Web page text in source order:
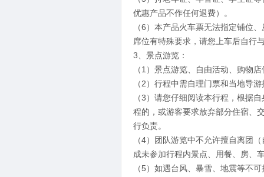
优惠产品不作任何退费）。
（6）本产品火车票无法指定铺位
席位有特殊要求，请您上车后自行
3、景点游览：
（1）景点游览、自由活动、购物
（2）行程中需自理门票和当地导
（3）请您仔细阅读本行程，根据
程的，或游客要求放弃部分住宿、
行负责。
（4）团队游览中不允许擅自离团
成未参加行程内景点、用餐、房、
（5）如遇台风、暴雪、地震等不